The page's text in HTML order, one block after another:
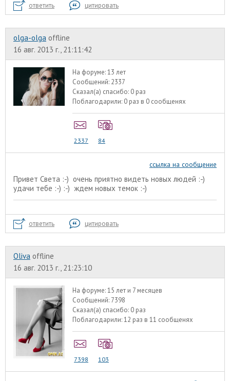
ответить цитировать
olga-olga offline
16 авг. 2013 г., 21:11:42
На форуме:13 лет
Сообщений: 2337
Сказал(а) спасибо: 0 раз
Поблагодарили: 0 раз в 0 сообщенях
2337 84
ссылка на сообщение
Привет Света :-) очень приятно видеть новых людей :-)
удачи тебе :-) :-) ждем новых темок :-)
ответить цитировать
Oliva offline
16 авг. 2013 г., 21:23:10
На форуме:15 лет и 7 месяцев
Сообщений: 7398
Сказал(а) спасибо: 0 раз
Поблагодарили:12 раз в 11 сообщенях
7398 103